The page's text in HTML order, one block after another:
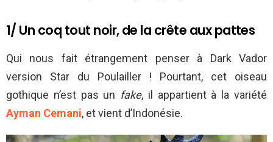
1/ Un coq tout noir, de la crête aux pattes
Qui nous fait étrangement penser à Dark Vador
version Star du Poulailler ! Pourtant, cet oiseau
gothique n’est pas un fake, il appartient à la variété
Ayman Cemani, et vient d’Indonésie.